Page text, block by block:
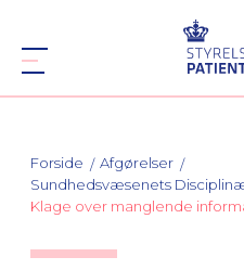
Forside
Afgørelser
Sundhedsvæsenets
Klage over manglende